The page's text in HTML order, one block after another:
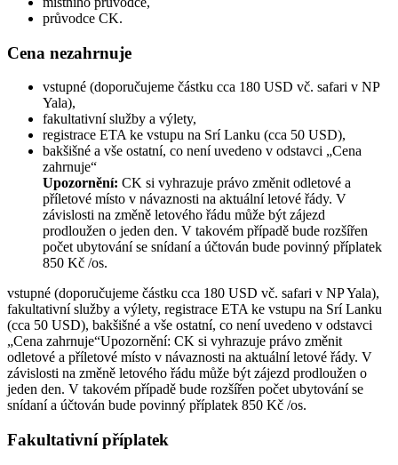
průvodce CK.
Cena nezahrnuje
vstupné (doporučujeme částku cca 180 USD vč. safari v NP
Yala),
fakultativní služby a výlety,
registrace ETA ke vstupu na Srí Lanku (cca 50 USD),
bakšišné a vše ostatní, co není uvedeno v odstavci „Cena
zahrnuje“
Upozornění: CK si vyhrazuje právo změnit odletové a
příletové místo v návaznosti na aktuální letové řády. V
závislosti na změně letového řádu může být zájezd
prodloužen o jeden den. V takovém případě bude rozšířen
počet ubytování se snídaní a účtován bude povinný příplatek
850 Kč /os.
vstupné (doporučujeme částku cca 180 USD vč. safari v NP Yala),
fakultativní služby a výlety, registrace ETA ke vstupu na Srí Lanku
(cca 50 USD), bakšišné a vše ostatní, co není uvedeno v odstavci
„Cena zahrnuje“Upozornění: CK si vyhrazuje právo změnit
odletové a příletové místo v návaznosti na aktuální letové řády. V
závislosti na změně letového řádu může být zájezd prodloužen o
jeden den. V takovém případě bude rozšířen počet ubytování se
snídaní a účtován bude povinný příplatek 850 Kč /os.
Fakultativní příplatek